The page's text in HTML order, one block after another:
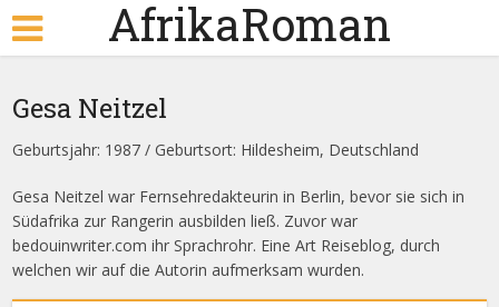
AfrikaRoman
Gesa Neitzel
Geburtsjahr: 1987 / Geburtsort: Hildesheim, Deutschland
Gesa Neitzel war Fernsehredakteurin in Berlin, bevor sie sich in
Südafrika zur Rangerin ausbilden ließ. Zuvor war
bedouinwriter.com ihr Sprachrohr. Eine Art Reiseblog, durch
welchen wir auf die Autorin aufmerksam wurden.